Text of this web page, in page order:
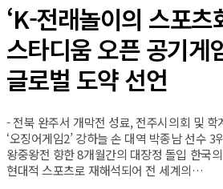
‘K-전래놀이의 스포츠
스타디움 오픈 공기
글로벌 도약 선언
- 전북 완주서 개막전 성료, 전주시의회 및 학
‘오징어게임2’ 강하늘 손 대역 박종남 선수 3
왕중왕전 향한 8개월간의 대장정 돌입 한국
현대적 스포츠로 재해석되어 전 세계의…